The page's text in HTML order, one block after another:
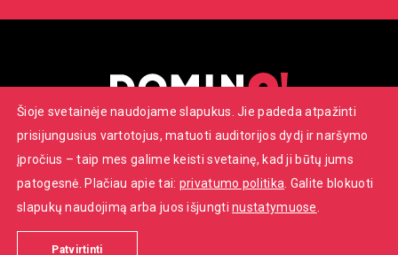
+370 652 22086
info@dominoteatras.lt
© 2026 ‚‚Domino‘‘ teatras. Visos teisės saugomos.
Šioje svetainėje naudojame slapukus. Jie padeda atpažinti
prisijungusius vartotojus, matuoti auditorijos dydį ir naršymo
įpročius – taip mes galime keisti svetainę, kad ji būtų jums
patogesnė. Plačiau apie tai: privatumo politika . Galite blokuoti
slapukų naudojimą arba juos išjungtinustatymuose
Patvirtinti